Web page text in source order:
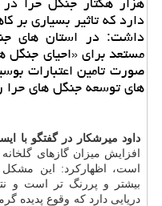
دارد كه تاثیر بسیاری بر
داشت: در استان های
مستعد برای «احیای
صورت تامین اعتبارات
های توسعه جنگل های حرا
داود میرشكار در گفتگو با
افزایش میزان گازهای
است، اظهاركرد: این
بیشتر و پررنگ تر است و
دریایی دارد كه وقوع پدیده